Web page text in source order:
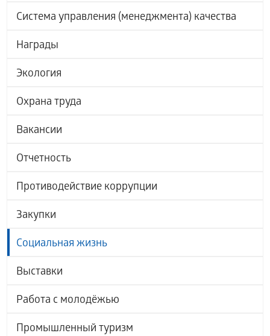
Система управления (менеджмента) качества
Награды
Экология
Охрана труда
Вакансии
Отчетность
Противодействие коррупции
Закупки
Социальная жизнь
Выставки
Работа с молодёжью
Промышленный туризм